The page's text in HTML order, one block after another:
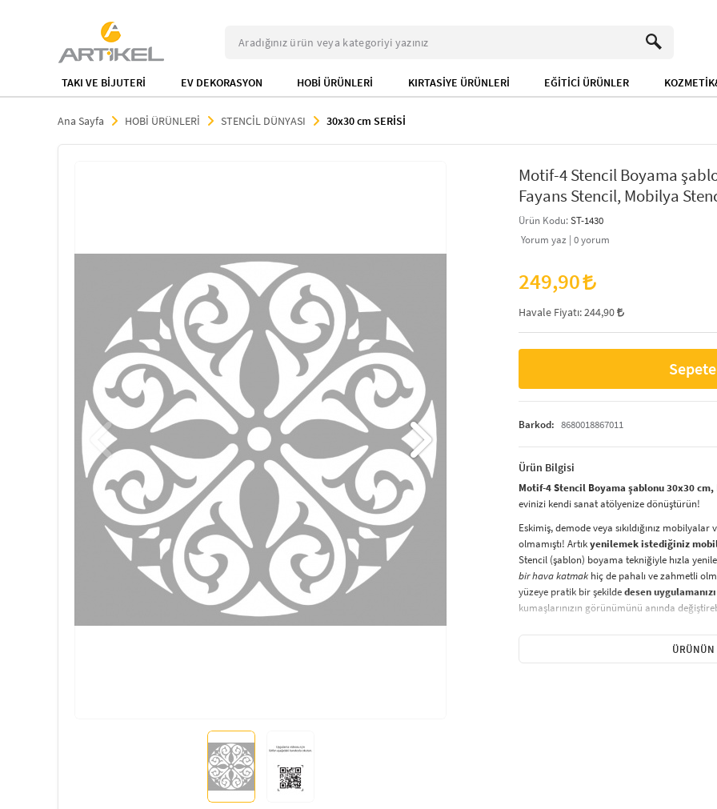
TAKI VE BİJUTERİ EV DEKORASYON HOBİ ÜRÜNLERİ KIRTASİYE ÜRÜNLERİ EĞİTİCİ ÜRÜNLER
Ana Sayfa HOBİ ÜRÜNLERİ STENCİL DÜNYASI 30x30 cm SERİSİ
Motif-4 Stencil Boyama
Fayans Stencil, Mobilya
Ürün Kodu:ST-1430
Yorum yaz | 0yorum
249,90
Havale Fiyatı:244,90
Barkod: 8680018867011
Ürün Bilgisi
Motif-4 Stencil Boyama şablonu 30x30
evinizi kendi sanat atölyenize dönüştürün!
Eskimiş, demode veya sıkıldığınız
olmamıştı! Artıkyenilemek istediğiniz
Stencil (şablon) boyama tekniğiyle hızla
bir hava katmak hiç de pahalı ve zahmetli
yüzeye pratik bir şekildedesen uygulamanızı
kumaşlarınızın görünümünü anında
sabitleyip, istediğiniz renklerle boyama
boyama seti ile yaratıcı projeler
tekniği, her türlü yüzeyde
ÜRÜNÜN